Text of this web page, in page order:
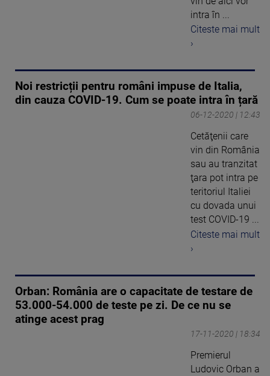
intra în ...
Citeste mai mult
›
Noi restricții pentru români impuse de Italia,
din cauza COVID-19. Cum se poate intra în țară
06-12-2020 | 12:43
Cetăţenii care
vin din România
sau au tranzitat
ţara pot intra pe
teritoriul Italiei
cu dovada unui
test COVID-19 ...
Citeste mai mult
›
Orban: România are o capacitate de testare de
53.000-54.000 de teste pe zi. De ce nu se
atinge acest prag
17-11-2020 | 18:34
Premierul
Ludovic Orban a